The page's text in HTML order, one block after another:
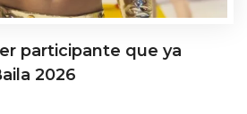
participante que ya
2026